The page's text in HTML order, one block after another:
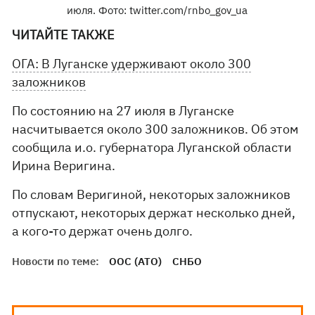
июля. Фото: twitter.com/rnbo_gov_ua
ЧИТАЙТЕ ТАКЖЕ
ОГА: В Луганске удерживают около 300
заложников
По состоянию на 27 июля в Луганске
насчитывается около 300 заложников. Об этом
сообщила и.о. губернатора Луганской области
Ирина Веригина.
По словам Веригиной, некоторых заложников
отпускают, некоторых держат несколько дней,
а кого-то держат очень долго.
Новости по теме: ООС (АТО) СНБО